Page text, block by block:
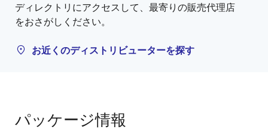
ディレクトリにアクセスして、最寄りの販売代理店
をおさがしください。
お近くのディストリビューターを探す
パッケージ情報